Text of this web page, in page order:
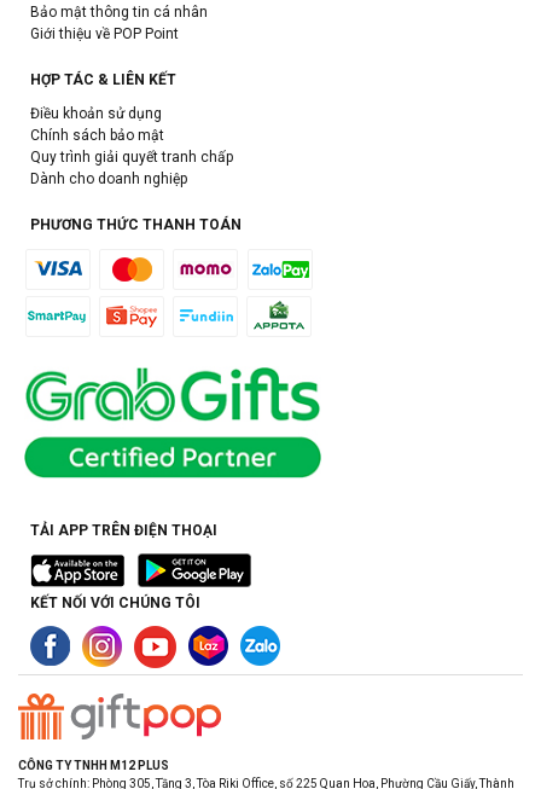
Bảo mật thông tin cá nhân
Giới thiệu về POP Point
HỢP TÁC & LIÊN KẾT
Điều khoản sử dụng
Chính sách bảo mật
Quy trình giải quyết tranh chấp
Dành cho doanh nghiệp
PHƯƠNG THỨC THANH TOÁN
TẢI APP TRÊN ĐIỆN THOẠI
KẾT NỐI VỚI CHÚNG TÔI
CÔNG TY TNHH M12 PLUS
Trụ sở chính: Phòng 305, Tầng 3, Tòa Riki Office, số 225 Quan Hoa, Phường Cầu Giấy, Thành